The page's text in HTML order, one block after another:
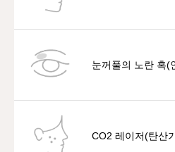
눈꺼풀의 노란 혹(
CO2 레이저(탄산